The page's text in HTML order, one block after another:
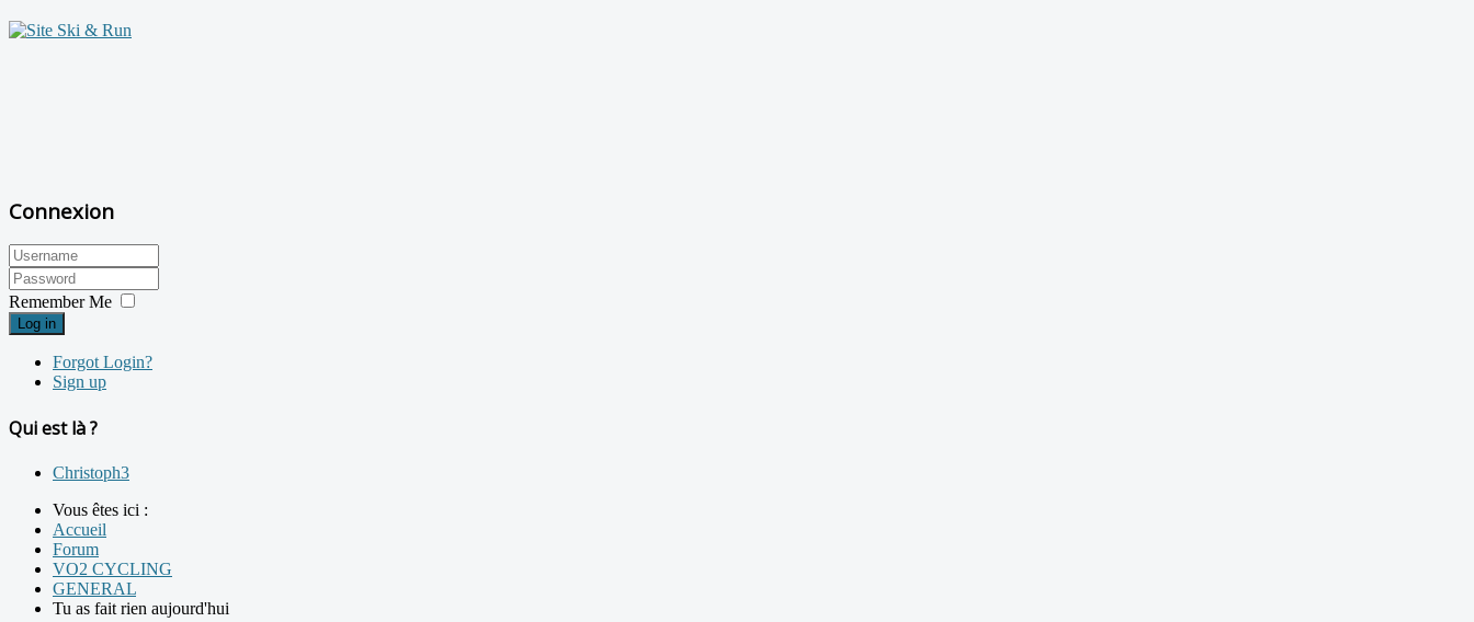
Connexion
Remember Me
Log in
Forgot Login?
Sign up
Qui est là ?
Christoph3
Vous êtes ici :
Accueil
Forum
VO2 CYCLING
GENERAL
Tu as fait rien aujourd'hui